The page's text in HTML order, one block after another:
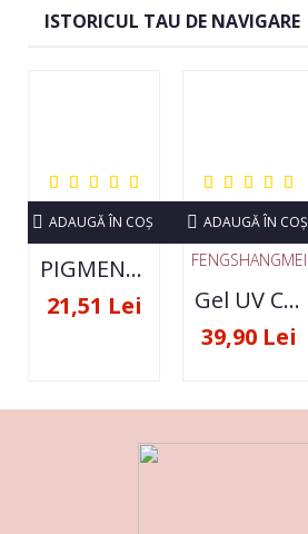
ISTORICUL TAU DE NAVIGARE
PIGMENT NEON SET 12 CULORI
21,51 Lei
ADAUGĂ ÎN COŞ
FENGSHANGMEI
Gel UV Constructie FSM 50ML - 07
39,90 Lei
ADAUGĂ ÎN COŞ